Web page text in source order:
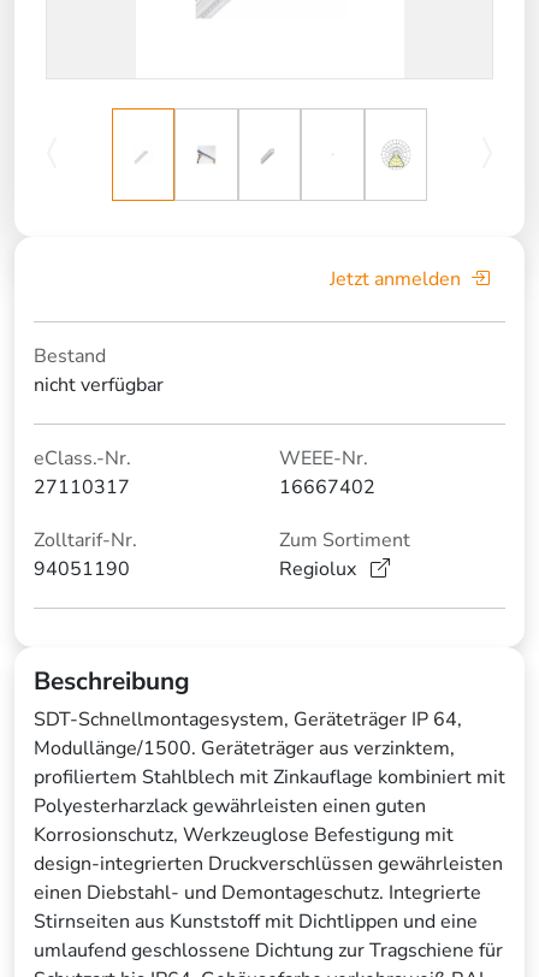
Jetzt anmelden
Bestand
nicht verfügbar
eClass.-Nr.
27110317
WEEE-Nr.
16667402
Zolltarif-Nr.
94051190
Zum Sortiment
Regiolux
Beschreibung
SDT-Schnellmontagesystem, Geräteträger IP 64,
Modullänge/1500. Geräteträger aus verzinktem,
profiliertem Stahlblech mit Zinkauflage kombiniert mit
Polyesterharzlack gewährleisten einen guten
Korrosionschutz, Werkzeuglose Befestigung mit
design-integrierten Druckverschlüssen gewährleisten
einen Diebstahl- und Demontageschutz. Integrierte
Stirnseiten aus Kunststoff mit Dichtlippen und eine
umlaufend geschlossene Dichtung zur Tragschiene für